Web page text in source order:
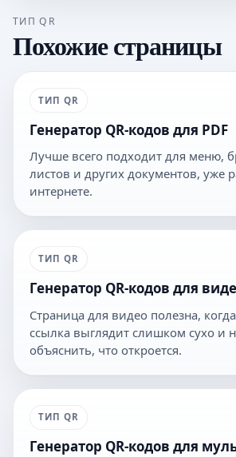
ТИП QR
Похожие страницы
ТИП QR
Генератор QR-кодов для PDF
Лучше всего подходит для меню,
листов и других документов, уже
интернете.
ТИП QR
Генератор QR-кодов для
Страница для видео полезна,
ссылка выглядит слишком сухо и
объяснить, что откроется.
ТИП QR
Генератор QR-кодов для